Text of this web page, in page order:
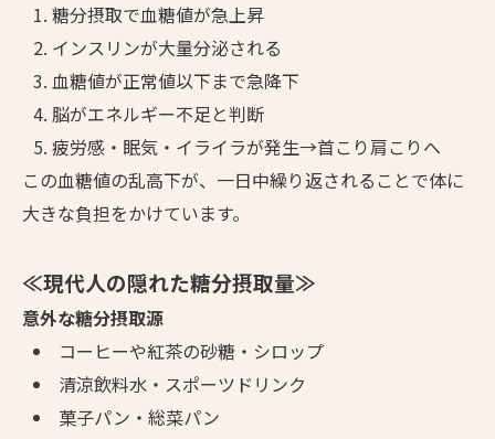
糖分摂取で血糖値が急上昇
インスリンが大量分泌される
血糖値が正常値以下まで急降下
脳がエネルギー不足と判断
疲労感・眠気・イライラが発生→首こり肩こりへ
この血糖値の乱高下が、一日中繰り返されることで体に
大きな負担をかけています。
≪現代人の隠れた糖分摂取量≫
意外な糖分摂取源
コーヒーや紅茶の砂糖・シロップ
清涼飲料水・スポーツドリンク
菓子パン・総菜パン